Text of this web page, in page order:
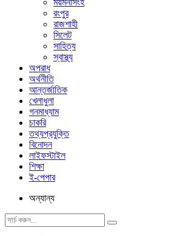
ময়মনসিংহ
রংপুর
রাজশাহী
সিলেট
সাহিত্য
স্বাস্থ্য
অপরাধ
অর্থনীতি
আন্তর্জাতিক
খেলাধুলা
গনমাধ্যাম
চাকরি
তথ্যপ্রযুক্তি
বিনোদন
লাইফস্টাইল
শিক্ষা
ই-পেপার
অন্যান্য